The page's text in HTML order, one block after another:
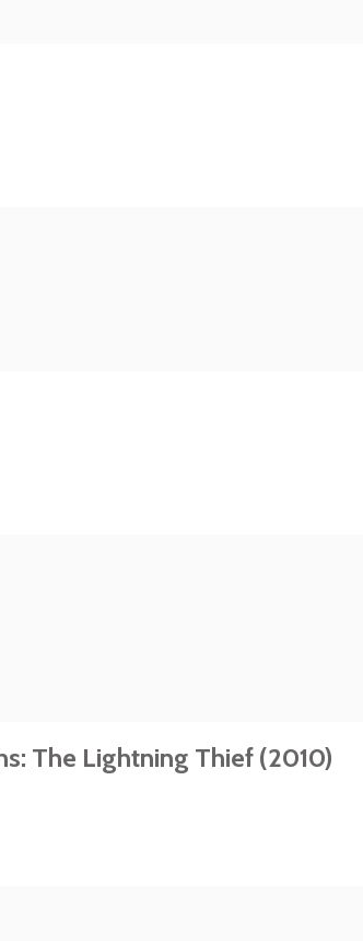
The Lightning Thief (2010)